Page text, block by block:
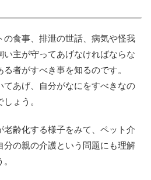
の食事、排泄の世話、病気や怪我
主が守ってあげなければならな
者がすべき事を知るのです。
てあげ、自分がなにをすべきなの
ょう。
老齢化する様子をみて、ペット介
分の親の介護という問題にも理解